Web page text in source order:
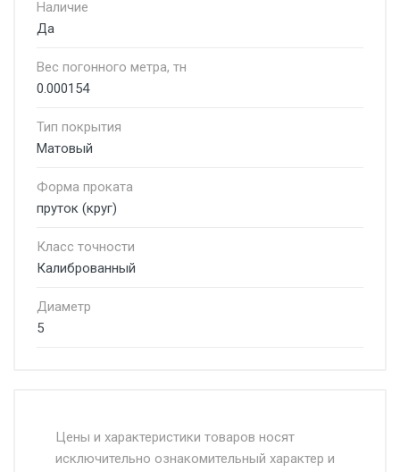
Наличие
Да
Вес погонного метра, тн
0.000154
Тип покрытия
Матовый
Форма проката
пруток (круг)
Класс точности
Калиброванный
Диаметр
5
Москве и Московской области.
Цены и характеристики товаров носят
исключительно ознакомительный характер и